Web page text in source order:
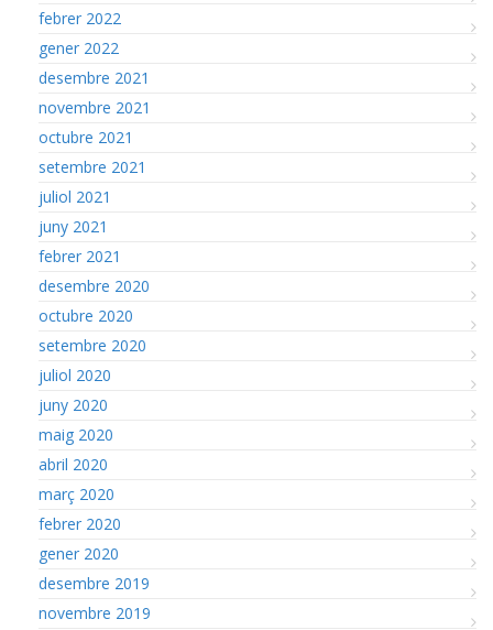
febrer 2022
gener 2022
desembre 2021
novembre 2021
octubre 2021
setembre 2021
juliol 2021
juny 2021
febrer 2021
desembre 2020
octubre 2020
setembre 2020
juliol 2020
juny 2020
maig 2020
abril 2020
març 2020
febrer 2020
gener 2020
desembre 2019
novembre 2019